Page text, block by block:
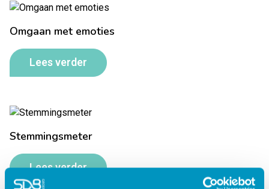
Omgaan met emoties
Lees verder
Stemmingsmeter
Lees verder